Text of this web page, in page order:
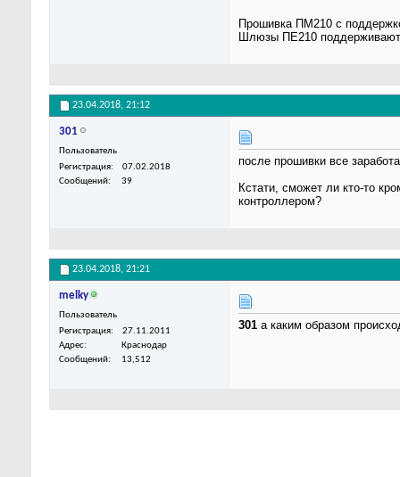
Прошивка ПМ210 с
Шлюзы ПЕ210 поддерживают
23.04.2018, 21:12
301
Пользователь
Регистрация
07.02.2018
Сообщений
39
после прошивки все
Кстати, сможет ли кто-то
контроллером?
23.04.2018, 21:21
melky
Пользователь
Регистрация
27.11.2011
Адрес
Краснодар
Сообщений
13,512
301 а каким образом